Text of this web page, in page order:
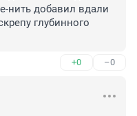
нить добавил вдали
глубинного
+0 –0